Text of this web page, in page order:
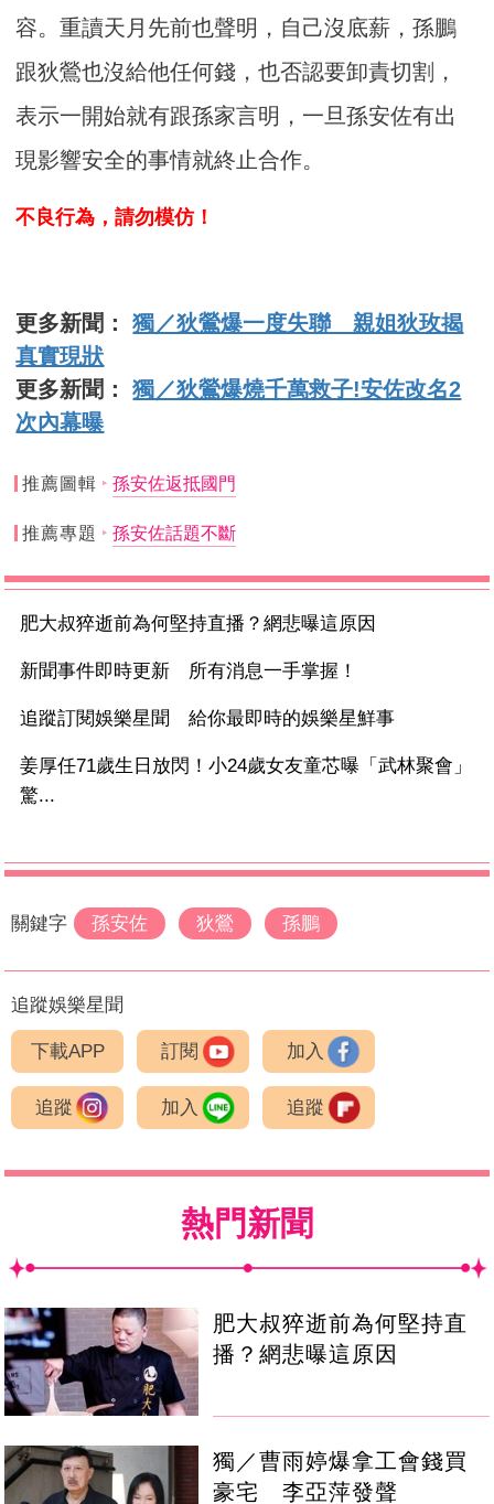
容。重讀天月先前也聲明，自己沒底薪，孫鵬
跟狄鶯也沒給他任何錢，也否認要卸責切割，
表示一開始就有跟孫家言明，一旦孫安佐有出
現影響安全的事情就終止合作。
不良行為，請勿模仿！
更多新聞：獨／狄鶯爆一度失聯 親姐狄玫揭
真實現狀
更多新聞：獨／狄鶯爆燒千萬救子!安佐改名2
次內幕曝
推薦圖輯 孫安佐返抵國門
推薦專題 孫安佐話題不斷
肥大叔猝逝前為何堅持直播？網悲曝這原因
新聞事件即時更新 所有消息一手掌握！
追蹤訂閱娛樂星聞 給你最即時的娛樂星鮮事
姜厚任71歲生日放閃！小24歲女友童芯曝「武林聚會」
驚...
關鍵字 孫安佐 狄鶯 孫鵬
追蹤娛樂星聞
下載APP 訂閱 加入
追蹤 加入 追蹤
熱門新聞
肥大叔猝逝前為何堅持直
播？網悲曝這原因
獨／曹雨婷爆拿工會錢買
豪宅 李亞萍發聲